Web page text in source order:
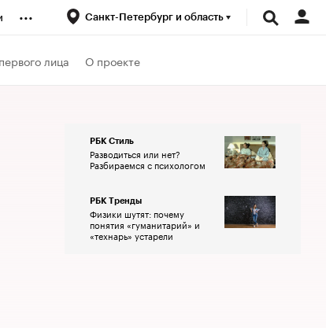
... Санкт-Петербург и область
лица О проекте
РБК Стиль
Разводиться или нет?
Разбираемся с психологом
РБК Тренды
Физики шутят: почему
понятия «гуманитарий» и
«технарь» устарели